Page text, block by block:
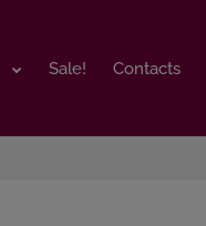
Sale! Contacts
Sale! Contacts